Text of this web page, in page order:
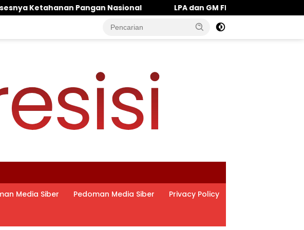
‎LPA dan GM FKPPI Kawal Kasasi Hak Asuh Anak, Soroti “Alarm
Media Siber Pedoman Media Siber Privacy Policy